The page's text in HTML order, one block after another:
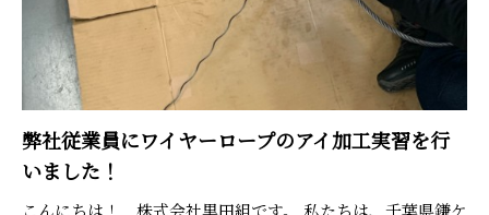
弊社従業員にワイヤーロープのアイ加工実習を行
いました！